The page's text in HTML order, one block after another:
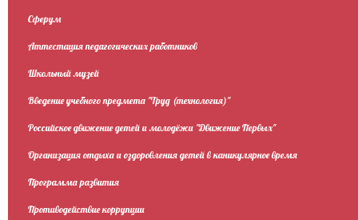
Сферум
Аттестация педагогических работников
Школьный музей
Введение учебного предмета "Труд (технология)"
Российское движение детей и молодёжи "Движение Первых"
Организация отдыха и оздоровления детей в каникулярное время
Программа развития
Противодействие коррупции